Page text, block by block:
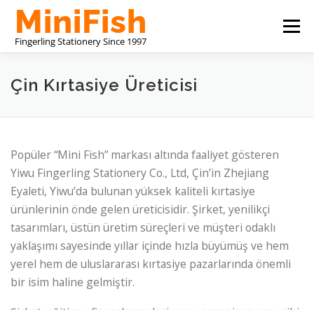
İçeriğe
Menü
ÇIN KIRTASIYE ÜRETICISI HAKKIMIZDA
Çin Kırtasiye Üreticisi
Popüler “Mini Fish” markası altında faaliyet gösteren
Yiwu Fingerling Stationery Co., Ltd, Çin’in Zhejiang
Eyaleti, Yiwu’da bulunan yüksek kaliteli kırtasiye
ürünlerinin önde gelen üreticisidir. Şirket, yenilikçi
tasarımları, üstün üretim süreçleri ve müşteri odaklı
yaklaşımı sayesinde yıllar içinde hızla büyümüş ve hem
yerel hem de uluslararası kırtasiye pazarlarında önemli
bir isim haline gelmiştir.